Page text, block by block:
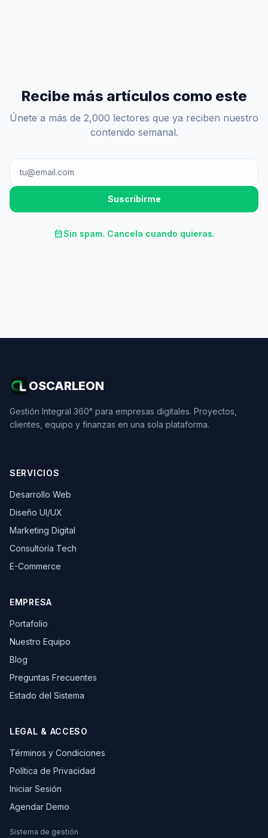
Recibe más artículos como este
Únete a más de 2,000 lectores que ya reciben nuestro
contenido semanal.
Suscribirme
calendar_monthSin spam. Cancela cuando quieras.
OSCARLEON
Gestión Integral 360° para empresas digitales. Proyectos,
clientes, equipo y finanzas en una sola plataforma.
SERVICIOS
Desarrollo Web
Diseño UI/UX
Marketing Digital
Consultoría Tech
E-Commerce
EMPRESA
Portafolio
Nuestro Equipo
Blog
Preguntas Frecuentes
Estado del Sistema
LEGAL & ACCESO
Términos y Condiciones
Política de Privacidad
Iniciar Sesión
Agendar Demo
Sistema de gestión